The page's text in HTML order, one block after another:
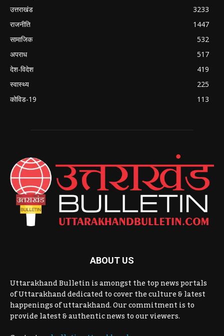
उत्तराखंड
3233
राजनीति
1447
सामाजिक
532
अपराध
517
देश-विदेश
419
स्वास्थ्य
225
कोविड-19
113
ABOUT US
Uttarakhand Bulletin is amongst the top news portals
of Uttarakhand dedicated to cover the culture & latest
happenings of uttarakhand. Our commitment is to
provide latest & authentic news to our viewers.